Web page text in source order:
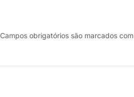
Campos obrigatórios são marcados com